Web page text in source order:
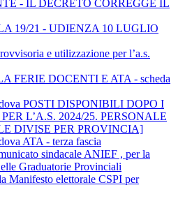
- IL DECRETO CORREGGE IL
19/21 - UDIENZA 10 LUGLIO
e utilizzazione per l’a.s.
FERIE DOCENTI E ATA - scheda
POSTI DISPONIBILI DOPO I
L’A.S. 2024/25. PERSONALE
DIVISE PER PROVINCIA]
ATA - terza fascia
sindacale ANIEF , per la
Graduatorie Provinciali
Manifesto elettorale CSPI per